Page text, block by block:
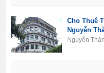
Cho Thuê
Nguyễn
Giá
Nguyễn